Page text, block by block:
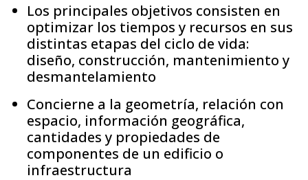
Los principales objetivos consisten en
optimizar los tiempos y recursos en sus
distintas etapas del ciclo de vida:
diseño, construcción, mantenimiento y
desmantelamiento
Concierne a la geometría, relación con
espacio, información geográfica,
cantidades y propiedades de
componentes de un edificio o
infraestructura